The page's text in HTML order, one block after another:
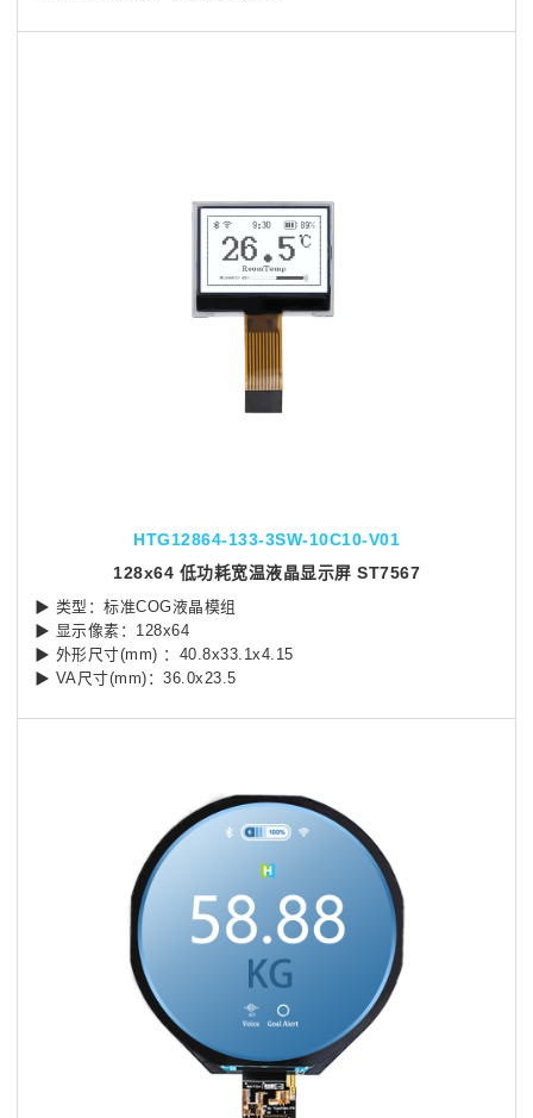
HTG12864-133-3SW-10C10-V01
128x64 低功耗宽温液晶显示屏 ST7567
▶ 类型：标准COG液晶模组
▶ 显示像素：128x64
▶ 外形尺寸(mm) ：40.8x33.1x4.15
▶ VA尺寸(mm)：36.0x23.5